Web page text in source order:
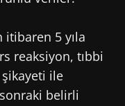
5 yıla
reaksiyon, tıbbi
ile
belirli